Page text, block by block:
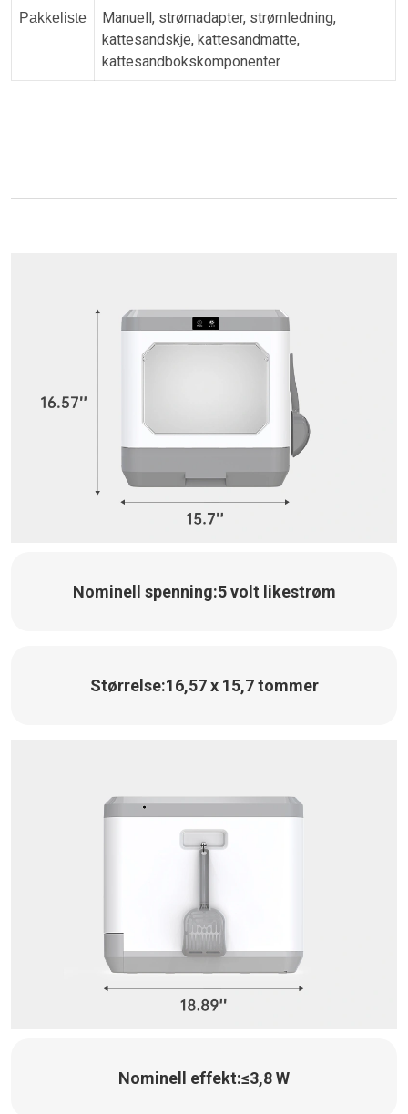
Pakkeliste
Manuell, strømadapter, strømledning,
kattesandskje, kattesandmatte,
kattesandbokskomponenter
Nominell spenning:5 volt likestrøm
Størrelse:16,57 x 15,7 tommer
Nominell effekt:≤3,8 W